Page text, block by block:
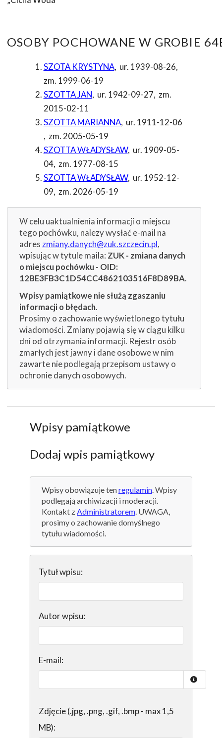
OSOBY POCHOWANE W GROBIE
SZOTA KRYSTYNA, ur. 1939-08-26,
zm. 1999-06-19
SZOTTA JAN, ur. 1942-09-27, zm.
2015-02-11
SZOTTA MARIANNA, ur. 1911-12-06
, zm. 2005-05-19
SZOTTA WŁADYSŁAW, ur. 1909-05-
04, zm. 1977-08-15
SZOTTA WŁADYSŁAW, ur. 1952-12-
09, zm. 2026-05-19
W celu uaktualnienia informacji o miejscu
tego pochówku, nalezy wysłać e-mail na
adres zmiany.danych@zuk.szczecin.pl,
wpisując w tytule maila: ZUK - zmiana danych
o miejscu pochówku - OID:
12BE3FB3C1D54CC4862103516F8D89BA.
Wpisy pamiątkowe nie służą zgaszaniu
informacji o błędach.
Prosimy o zachowanie wyświetlonego tytułu
wiadomości. Zmiany pojawią się w ciągu kilku
dni od otrzymania informacji. Rejestr osób
zmarłych jest jawny i dane osobowe w nim
zawarte nie podlegają przepisom ustawy o
ochronie danych osobowych.
Wpisy pamiątkowe
Dodaj wpis pamiątkowy
Wpisy obowiązuje tenregulamin. Wpisy
podlegają archiwizacji i moderacji.
Kontakt zAdministratorem. UWAGA,
prosimy o zachowanie domyślnego
tytułu wiadomości.
Tytuł wpisu:
Autor wpisu:
E-mail:
Zdjęcie (.jpg, .png, .gif, .bmp - max 1,5
MB):